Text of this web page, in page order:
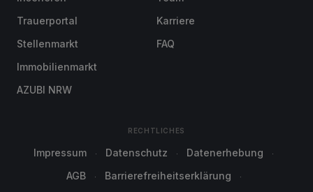
Trauerportal
Stellenmarkt
Immobilienmarkt
AZUBI NRW
Karriere
FAQ
RECHTLICHES
Impressum Datenschutz
Datenerhebung
AGB
Barrierefreiheitserklärung